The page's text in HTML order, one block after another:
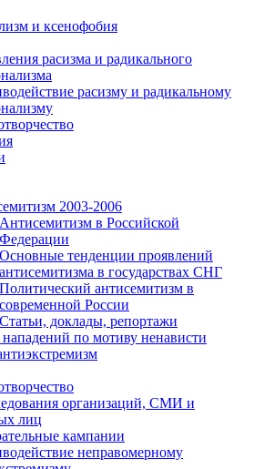
и ксенофобия
расизма и радикального
расизму и радикальному
2003-2006
Антисемитизм в Российской
Федерации
Основные тенденции проявлений
антисемитизма в государствах СНГ
Политический антисемитизм в
современной России
Статьи, доклады, репортажи
по мотиву ненависти
организаций, СМИ и
лиц
кампании
неправомерному